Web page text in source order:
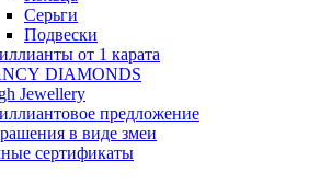
Серьги
Подвески
от 1 карата
DIAMONDS
Jewellery
предложение
в виде змеи
сертификаты